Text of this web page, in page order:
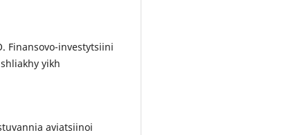
Finansovo-investytsiini
yikh
aviatsiinoi